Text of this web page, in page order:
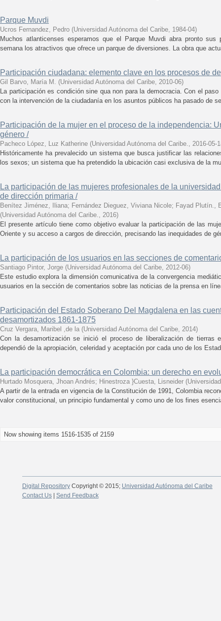
Parque Muvdi
Ucros Fernandez, Pedro (Universidad Autónoma del Caribe, 1984-04)
Muchos atlanticenses esperamos que el Parque Muvdi abra pronto
semana los atractivos que ofrece un parque de diversiones. La obra que
Participación ciudadana: elemento clave en los procesos de
Gil Barvo, María M. (Universidad Autónoma del Caribe, 2010-06)
La participación es condición sine qua non para la democracia. Con el
con la intervención de la ciudadanía en los asuntos públicos ha pasado de
Participación de la mujer en el proceso de la independencia:
género /
Pacheco López, Luz Katherine (Universidad Autónoma del Caribe., 2016-05-
Históricamente ha prevalecido un sistema que busca justificar las
los sexos; un sistema que ha pretendido la ubicación casi exclusiva de la
La participación de las mujeres profesionales de la
de dirección primaria /
Benítez Jiménez, Iliana; Fernández Dieguez, Viviana Nicole; Fayad Plutín.,
(Universidad Autónoma del Caribe., 2016)
El presente artículo tiene como objetivo evaluar la participación de las
Oriente y su acceso a cargos de dirección, precisando las inequidades de
La participación de los usuarios en las secciones de
Santiago Pintor, Jorge (Universidad Autónoma del Caribe, 2012-06)
Este estudio explora la dimensión comunicativa de la convergencia
usuarios en la sección de comentarios sobre las noticias de la prensa en
Participación del Estado Soberano Del Magdalena en las
desamortizados 1861-1875
Cruz Vergara, Maribel ,de la (Universidad Autónoma del Caribe, 2014)
Con la desamortización se inició el proceso de liberalización de tierras
dependió de la apropiación, celeridad y aceptación por cada uno de los
La participación democrática en Colombia: un derecho en
Hurtado Mosquera, Jhoan Andrés; Hinestroza }Cuesta, Lisneider (
A partir de la entrada en vigencia de la Constitución de 1991, Colombia
valor constitucional, un principio fundamental y como uno de los fines
Now showing items 1516-1535 of 2159
Digital RepositoryCopyright © 2015; Universidad Autónoma del Caribe
Contact Us| Send Feedback